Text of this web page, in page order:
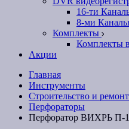
16-ти
8-ми
Комплекты
Комплекты
Акции
Главная
Инструменты
Строительство и ремонт
Перфораторы
Перфоратор ВИХРЬ П-